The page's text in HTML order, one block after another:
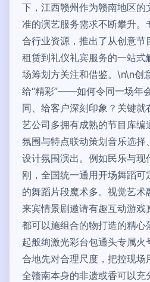
下，江西赣州作为赣南地区的
准的演艺服务需求不断攀升。
合行业资源，推出了从创意节
租赁到礼仪礼宾服务的一站式
场筹划方关注和借鉴。\n\n创
给“精彩”——如何令同一场年
同、给客户深刻印象？关键
艺公司多拥有成熟的节目库编
氛围与特点联动策划音乐选择
设计氛围演出。例如民乐与现
刚，全国统一通用开场舞蹈可
的舞蹈片段魔术多。视觉艺
来宾情景剧邀请有趣互动游戏
都可以施组合的物打造的精心
起般绚激光彩台包通头专属火
合地先对合理尺度，把控现场
全赣南本身的非遗或香可以充